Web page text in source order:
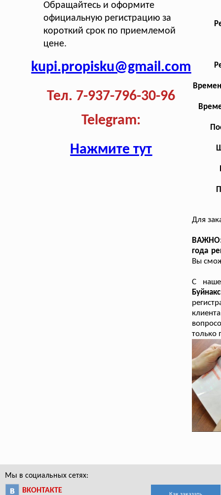
Обращайтесь и оформите
официальную регистрацию за
короткий срок по приемлемой
цене.
kupi.propisku@gmail.com
Тел. 7-937-796-30-96
Telegram:
Нажмите тут
Для
ВАЖНО:
года
Вы
С
только
Мы в социальных сетях:
ВКОНТАКТЕ